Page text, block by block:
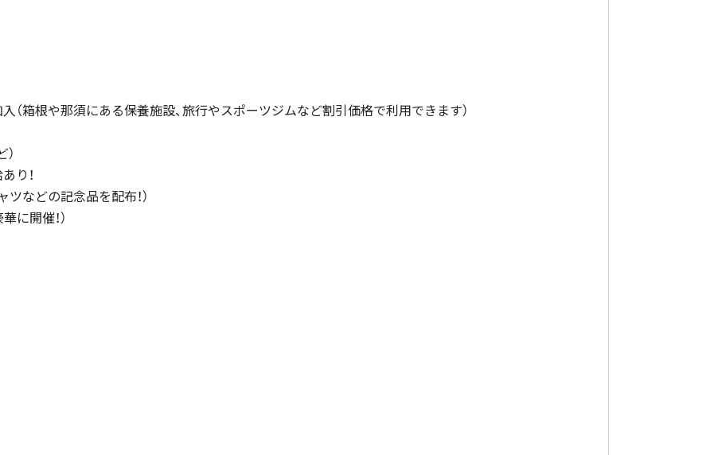
箱根や那須にある保養施設、旅行やスポーツジムなど割引価格で利用できます）
り！
などの記念品を配布！）
に開催！）